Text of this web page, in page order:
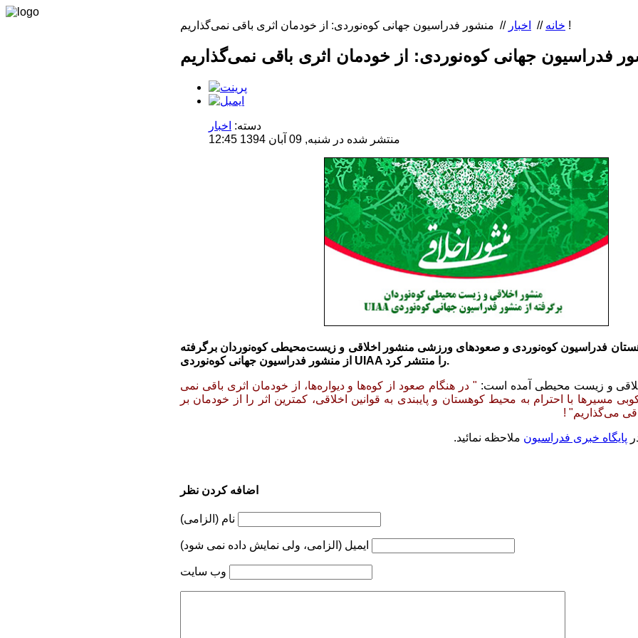
خانه // اخبار // منشور فدراسیون جهانی کوه‌نوردی: از خودمان اثری باقی نمی­‌گذاریم !
دسته: اخبار
منتشر شده در شنبه, 09 آبان 1394 12:45
فدراسیون کوه‌نوردی و صعودهای ورزشی منشور اخلاقی و زیست‌محیطی کوه‌نوردان برگرفته
از منشور فدراسیون جهانی کوه‌نوردی UIAA را منتشر کرد.
و زیست محیطی آمده است: " در هنگام صعود از کوه‌ها و دیواره‌ها، از خودمان اثری باقی نمی­‌
مسیرها با احترام به محیط کوهستان و پایبندی به قوانین اخلاقی، کمترین اثر را از خودمان بر
می­‌گذاریم" !
پایگاه خبری فدراسیون ملاحظه نمائید.
اضافه کردن نظر
نام (الزامی)
ایمیل (الزامی، ولی نمایش داده نمی شود)
وب سایت